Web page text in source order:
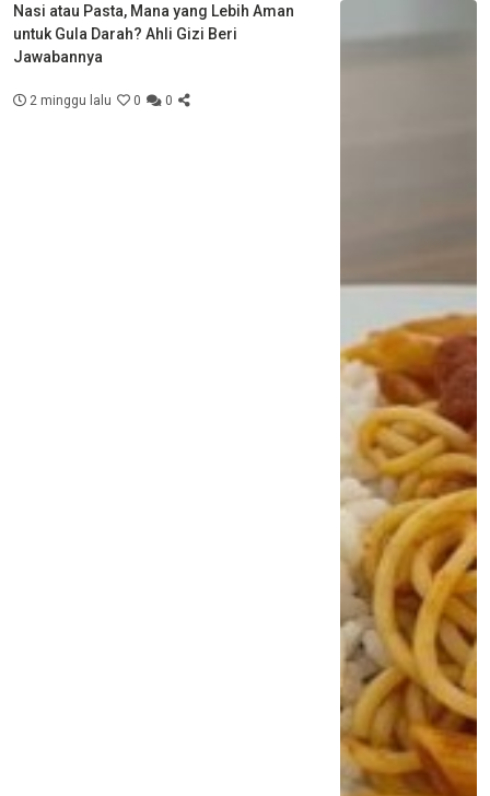
Nasi atau Pasta, Mana yang Lebih Aman
untuk Gula Darah? Ahli Gizi Beri
Jawabannya
2 minggu lalu 0 0